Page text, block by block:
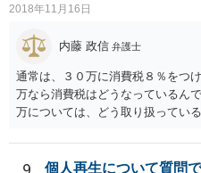
週間で開始決定がでて それから
2018年11月16日
内藤 政信 弁護士
通常は、３０万に消費税８％をつ
万なら消費税はどうなっているん
万については、どう取り扱ってい
は遠慮なく聞く事ですよ。
個人再生について質問